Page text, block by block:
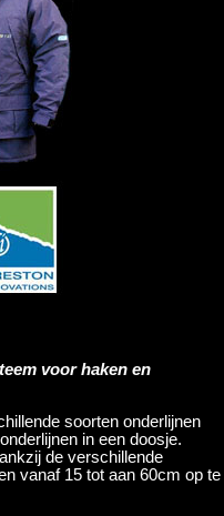
voor haken en
soorten onderlijnen
in een doosje.
de verschillende
vanaf 15 tot aan 60cm op te